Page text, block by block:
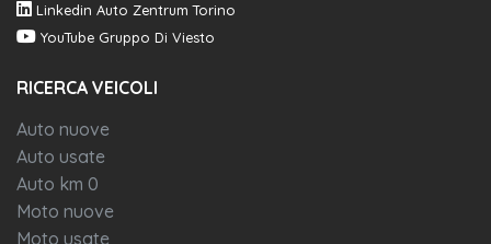
Linkedin Auto Zentrum Torino
YouTube Gruppo Di Viesto
RICERCA VEICOLI
Auto nuove
Auto usate
Auto km 0
Moto nuove
Moto usate